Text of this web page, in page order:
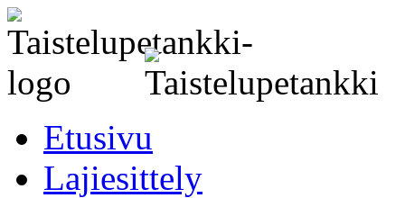
Etusivu
Lajiesittely